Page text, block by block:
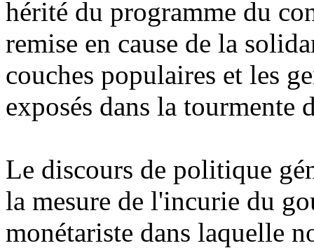
hérité du programme du
remise en cause de la
couches populaires et les
exposés dans la tourmente
Le discours de politique
la mesure de l'incurie du
monétariste dans laquelle